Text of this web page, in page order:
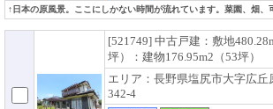
↑日本の原風景。ここにしかない時間が流れています。菜園、畑、
[521749] 中古戸建：敷地
坪）：建物176.95m2（53坪）
エリア：長野県塩尻市大字広丘
342-4